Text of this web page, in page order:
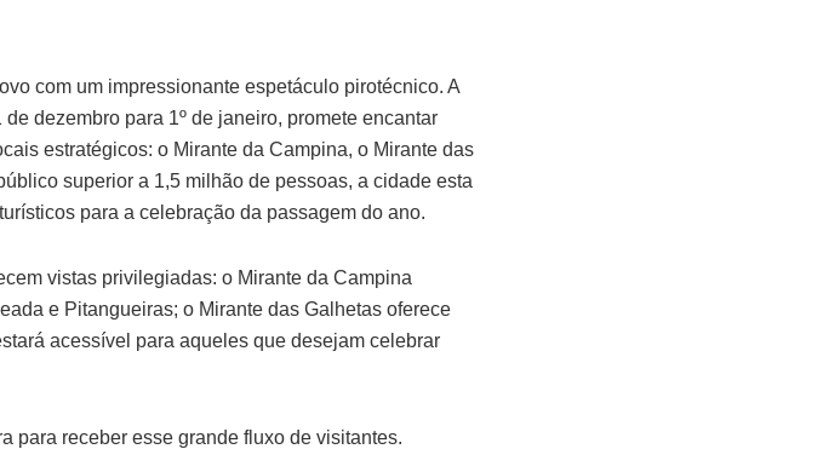
com um impressionante espetáculo pirotécnico. A
dezembro para 1º de janeiro, promete encantar
estratégicos: o Mirante da Campina, o Mirante das
superior a 1,5 milhão de pessoas, a cidade esta
para a celebração da passagem do ano.
vistas privilegiadas: o Mirante da Campina
e Pitangueiras; o Mirante das Galhetas oferece
acessível para aqueles que desejam celebrar
para receber esse grande fluxo de visitantes.